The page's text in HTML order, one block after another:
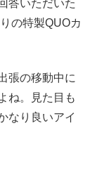
答いただいた
の特製QUOカ
張の移動中に
ね。見た目も
なり良いアイ